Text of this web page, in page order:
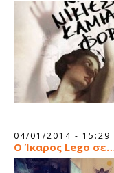
04/01/2014 - 15:29
Ο Ίκαρος Lego